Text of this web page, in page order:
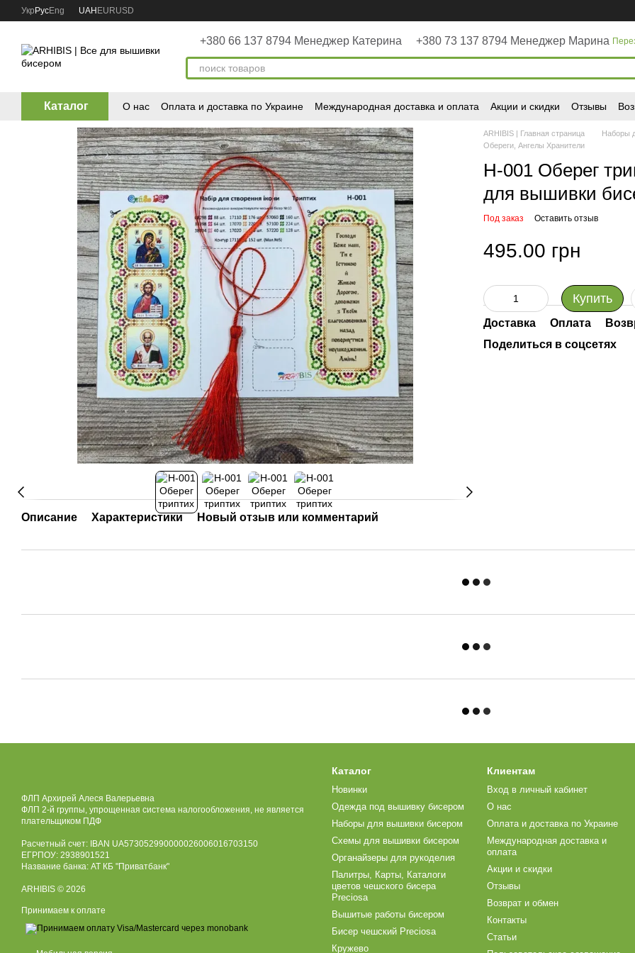
Перейти к основному контенту
Укр РусEng UAH EURUSD
+380 66 137 8794 Менеджер Катерина +380 73 137 8794 Менеджер Марина
Каталог О нас Оплата и доставка по Украине Международная доставка и оплата Акции и скидки Отзывы
Описание Характеристики Новый отзыв или комментарий
ARHIBIS | Главная страница
Наборы
Обереги, Ангелы Хранители
Н-001 Оберег
для вышивки
Под заказ Оставить отзыв
495.00 грн
Купить
Доставка Оплата
Поделиться в соцсетях
ФЛП Архирей Алеся Валерьевна
ФЛП 2-й группы, упрощенная система налогообложения, не является
плательщиком ПДФ
Расчетный счет: IBAN UA573052990000026006016703150
ЕГРПОУ: 2938901521
Название банка: АТ КБ "Приватбанк"
ARHIBIS © 2026
Принимаем к оплате
Каталог
Новинки
Одежда под вышивку бисером
Наборы для вышивки бисером
Схемы для вышивки бисером
Органайзеры для рукоделия
Палитры, Карты, Каталоги
цветов чешского бисера
Preciosa
Вышитые работы бисером
Бисер чешский Preciosa
Кружево
Клиентам
Вход в личный кабинет
О нас
Оплата и доставка по Украине
Международная доставка и
оплата
Акции и скидки
Отзывы
Возврат и обмен
Контакты
Статьи